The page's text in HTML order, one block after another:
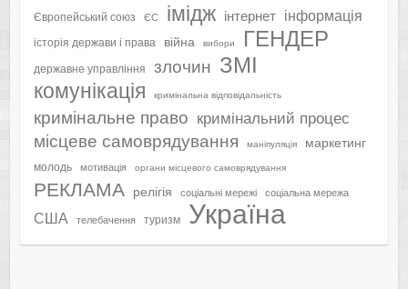
Європейський союз ЄС імідж інтернет інформація
історія держави і права війна вибори ГЕНДЕР
державне управління злочин ЗМІ
комунікація кримінальна відповідальність
кримінальне право кримінальний процес
місцеве самоврядування маніпуляція маркетинг
молодь мотивація органи місцевого самоврядування
РЕКЛАМА релігія соціальні мережі соціальна мережа
США телебачення туризм Україна